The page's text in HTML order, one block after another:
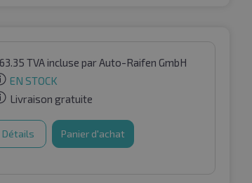
63.35 TVA incluse par Auto-Raifen GmbH
EN STOCK
Livraison gratuite
Détails Panier d'achat